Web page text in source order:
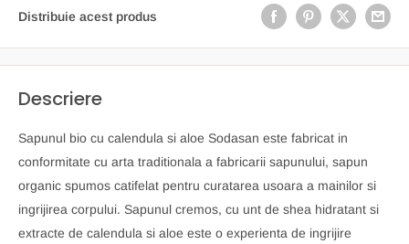
Distribuie acest produs
Descriere
Sapunul bio cu calendula si aloe Sodasan este fabricat in
conformitate cu arta traditionala a fabricarii sapunului, sapun
organic spumos catifelat pentru curatarea usoara a mainilor si
ingrijirea corpului. Sapunul cremos, cu unt de shea hidratant si
extracte de calendula si aloe este o experienta de ingrijire